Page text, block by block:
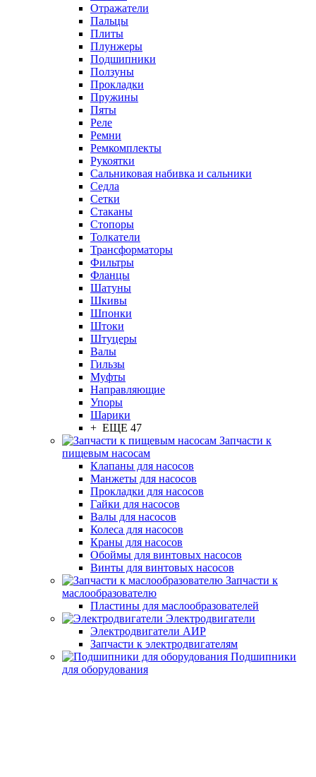
Отражатели
Пальцы
Плиты
Плунжеры
Подшипники
Ползуны
Прокладки
Пружины
Пяты
Реле
Ремни
Ремкомплекты
Рукоятки
Сальниковая набивка и сальники
Седла
Сетки
Стаканы
Стопоры
Толкатели
Трансформаторы
Фильтры
Фланцы
Шатуны
Шкивы
Шпонки
Штоки
Штуцеры
Валы
Гильзы
Муфты
Направляющие
Упоры
Шарики
+ ЕЩЕ 47
Запчасти к
пищевым насосам
Клапаны для насосов
Манжеты для насосов
Прокладки для насосов
Гайки для насосов
Валы для насосов
Колеса для насосов
Краны для насосов
Обоймы для винтовых насосов
Винты для винтовых насосов
Запчасти к
маслообразователю
Пластины для маслообразователей
Электродвигатели
Электродвигатели АИР
Запчасти к электродвигателям
Подшипники
для оборудования